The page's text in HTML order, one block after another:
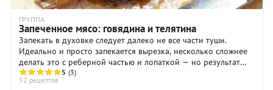
ГРУППА
Запеченное мясо: говядина и телятина
Запекать в духовке следует далеко не все части туши.
Идеально и просто запекается вырезка, несколько сложнее
делать это с реберной частью и лопаткой — но результат
оправдывает любые усилия. Особого ...
5 (3)
52 рецептов